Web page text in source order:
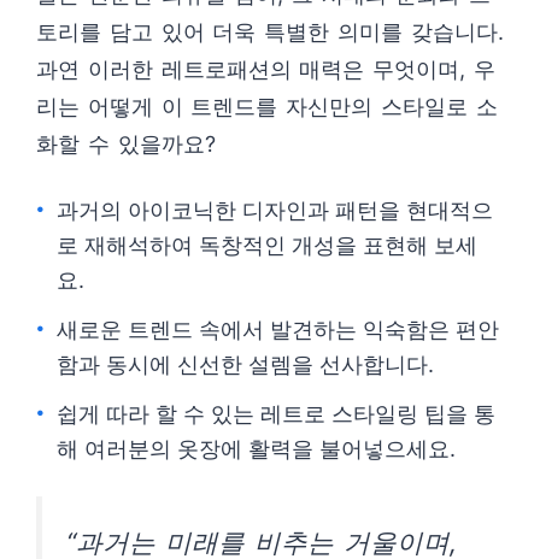
토리를 담고 있어 더욱 특별한 의미를 갖습니다.
과연 이러한 레트로패션의 매력은 무엇이며, 우
리는 어떻게 이 트렌드를 자신만의 스타일로 소
화할 수 있을까요?
과거의 아이코닉한 디자인과 패턴을 현대적으
로 재해석하여 독창적인 개성을 표현해 보세
요.
새로운 트렌드 속에서 발견하는 익숙함은 편안
함과 동시에 신선한 설렘을 선사합니다.
쉽게 따라 할 수 있는 레트로 스타일링 팁을 통
해 여러분의 옷장에 활력을 불어넣으세요.
“과거는 미래를 비추는 거울이며,